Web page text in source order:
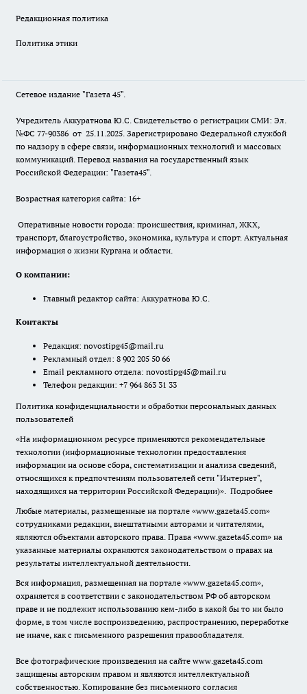
Редакционная политика
Политика этики
Сетевое издание "Газета 45".
Учредитель Аккуратнова Ю.С. Свидетельство о регистрации СМИ: Эл.
№ФС 77-90386 от 25.11.2025. Зарегистрировано Федеральной службой
по надзору в сфере связи, информационных технологий и массовых
коммуникаций. Перевод названия на государственный язык
Российской Федерации: "Газета45".
Возрастная категория сайта: 16+
Оперативные новости города: происшествия, криминал, ЖКХ,
транспорт, благоустройство, экономика, культура и спорт. Актуальная
информация о жизни Кургана и области.
О компании:
Главный редактор сайта: Аккуратнова Ю.С.
Контакты
Редакция: novostipg45@mail.ru
Рекламный отдел: 8 902 205 50 66
Email рекламного отдела: novostipg45@mail.ru
Телефон редакции: +7 964 863 31 33
Политика конфиденциальности и обработки персональных данных
пользователей
«На информационном ресурсе применяются рекомендательные
технологии (информационные технологии предоставления
информации на основе сбора, систематизации и анализа сведений,
относящихся к предпочтениям пользователей сети "Интернет",
находящихся на территории Российской Федерации)». Подробнее
Любые материалы, размещенные на портале «www.gazeta45.com»
сотрудниками редакции, внештатными авторами и читателями,
являются объектами авторского права. Права «www.gazeta45.com» на
указанные материалы охраняются законодательством о правах на
результаты интеллектуальной деятельности.
Вся информация, размещенная на портале «www.gazeta45.com»,
охраняется в соответствии с законодательством РФ об авторском
праве и не подлежит использованию кем-либо в какой бы то ни было
форме, в том числе воспроизведению, распространению, переработке
не иначе, как с письменного разрешения правообладателя.
Все фотографические произведения на сайте www.gazeta45.com
защищены авторским правом и являются интеллектуальной
собственностью. Копирование без письменного согласия